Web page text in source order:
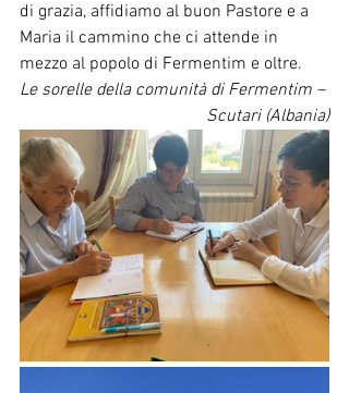
di grazia, affidiamo al buon Pastore e a
Maria il cammino che ci attende in
mezzo al popolo di Fermentim e oltre.
Le sorelle della comunità di Fermentim –
Scutari (Albania)